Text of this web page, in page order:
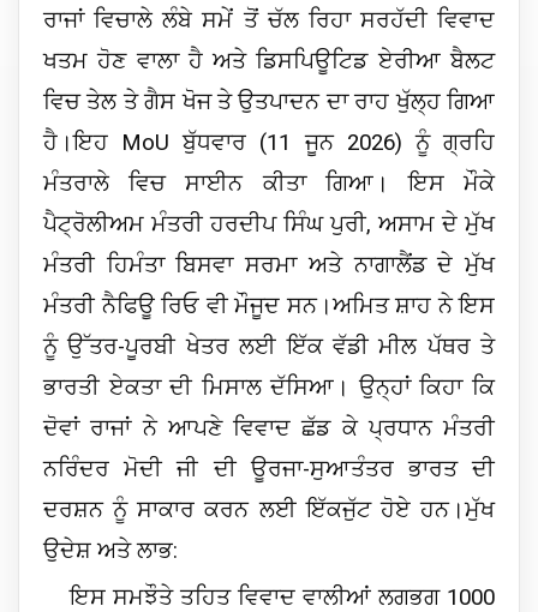
ਰਾਜਾਂ ਵਿਚਾਲੇ ਲੰਬੇ ਸਮੇਂ ਤੋਂ ਚੱਲ ਰਿਹਾ ਸਰਹੱਦੀ ਵਿਵਾਦ
ਖਤਮ ਹੋਣ ਵਾਲਾ ਹੈ ਅਤੇ ਡਿਸਪਿਊਟਿਡ ਏਰੀਆ ਬੈਲਟ
ਵਿਚ ਤੇਲ ਤੇ ਗੈਸ ਖੋਜ ਤੇ ਉਤਪਾਦਨ ਦਾ ਰਾਹ ਖੁੱਲ੍ਹ ਗਿਆ
ਹੈ।ਇਹ MoU ਬੁੱਧਵਾਰ (11 ਜੂਨ 2026) ਨੂੰ ਗ੍ਰਹਿ
ਮੰਤਰਾਲੇ ਵਿਚ ਸਾਈਨ ਕੀਤਾ ਗਿਆ। ਇਸ ਮੌਕੇ
ਪੈਟ੍ਰੋਲੀਅਮ ਮੰਤਰੀ ਹਰਦੀਪ ਸਿੰਘ ਪੁਰੀ, ਅਸਾਮ ਦੇ ਮੁੱਖ
ਮੰਤਰੀ ਹਿਮੰਤਾ ਬਿਸਵਾ ਸਰਮਾ ਅਤੇ ਨਾਗਾਲੈਂਡ ਦੇ ਮੁੱਖ
ਮੰਤਰੀ ਨੈਫਿਊ ਰਿਓ ਵੀ ਮੌਜੂਦ ਸਨ।ਅਮਿਤ ਸ਼ਾਹ ਨੇ ਇਸ
ਨੂੰ ਉੱਤਰ-ਪੂਰਬੀ ਖੇਤਰ ਲਈ ਇੱਕ ਵੱਡੀ ਮੀਲ ਪੱਥਰ ਤੇ
ਭਾਰਤੀ ਏਕਤਾ ਦੀ ਮਿਸਾਲ ਦੱਸਿਆ। ਉਨ੍ਹਾਂ ਕਿਹਾ ਕਿ
ਦੋਵਾਂ ਰਾਜਾਂ ਨੇ ਆਪਣੇ ਵਿਵਾਦ ਛੱਡ ਕੇ ਪ੍ਰਧਾਨ ਮੰਤਰੀ
ਨਰਿੰਦਰ ਮੋਦੀ ਜੀ ਦੀ ਊਰਜਾ-ਸੁਆਤੰਤਰ ਭਾਰਤ ਦੀ
ਦਰਸ਼ਨ ਨੂੰ ਸਾਕਾਰ ਕਰਨ ਲਈ ਇੱਕਜੁੱਟ ਹੋਏ ਹਨ।ਮੁੱਖ
ਉਦੇਸ਼ ਅਤੇ ਲਾਭ:
ਇਸ ਸਮਝੌਤੇ ਤਹਿਤ ਵਿਵਾਦ ਵਾਲੀਆਂ ਲਗਭਗ 1000